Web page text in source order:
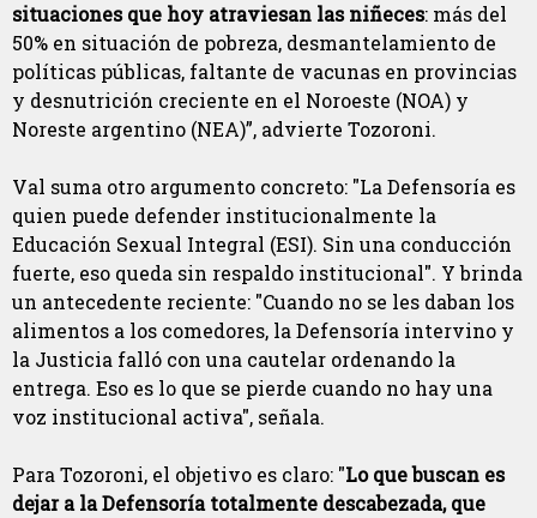
situaciones que hoy atraviesan las niñeces: más del
50% en situación de pobreza, desmantelamiento de
políticas públicas, faltante de vacunas en provincias
y desnutrición creciente en el Noroeste (NOA) y
Noreste argentino (NEA)”, advierte Tozoroni.
Val suma otro argumento concreto: "La Defensoría es
quien puede defender institucionalmente la
Educación Sexual Integral (ESI). Sin una conducción
fuerte, eso queda sin respaldo institucional". Y brinda
un antecedente reciente: "Cuando no se les daban los
alimentos a los comedores, la Defensoría intervino y
la Justicia falló con una cautelar ordenando la
entrega. Eso es lo que se pierde cuando no hay una
voz institucional activa", señala.
Para Tozoroni, el objetivo es claro: "Lo que buscan es
dejar a la Defensoría totalmente descabezada, que